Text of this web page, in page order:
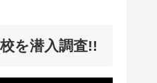
を潜入調査!!